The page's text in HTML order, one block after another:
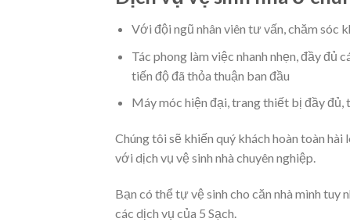
Với đội ngũ nhân viên tư vấn, chăm sóc
Tác phong làm việc nhanh nhẹn, đầy đủ
tiến độ đã thỏa thuận ban đầu
Máy móc hiện đại, trang thiết bị đầy đủ,
Chúng tôi sẽ khiến quý khách hoàn toàn
với dịch vụ vệ sinh nhà chuyên nghiệp.
Bạn có thể tự vệ sinh cho căn nhà mình tuy
các dịch vụ của 5 Sạch.